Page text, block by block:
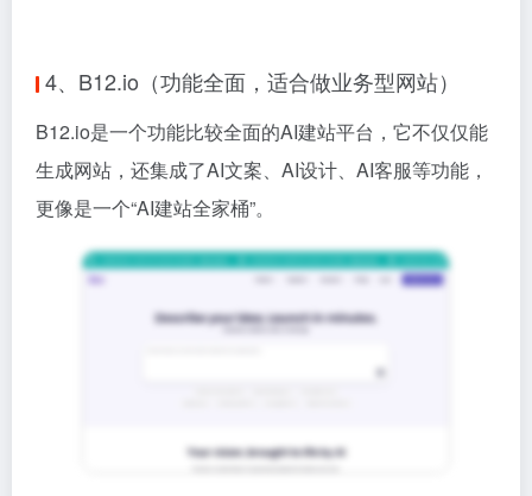
4、B12.io（功能全面，适合做业务型网站）
B12.io是一个功能比较全面的AI建站平台，它不仅仅能
生成网站，还集成了AI文案、AI设计、AI客服等功能，
更像是一个“AI建站全家桶”。